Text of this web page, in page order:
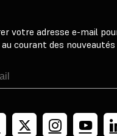
votre adresse e-mail
courant des nouveautés